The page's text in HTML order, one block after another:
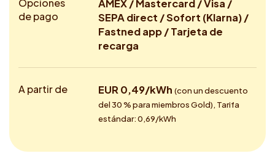
Opciones
de pago
AMEX / Mastercard / Visa /
SEPA direct / Sofort (Klarna) /
Fastned app / Tarjeta de
recarga
A partir de EUR 0,49/kWh (con un descuento
del 30 % para miembros Gold), Tarifa
estándar: 0,69/kWh